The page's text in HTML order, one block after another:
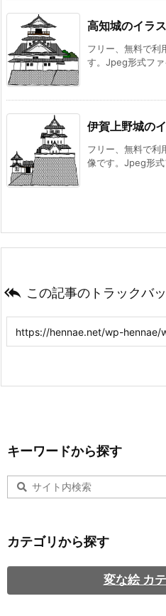
高知城のイラ
フリー、無料で利
す。Jpeg形式フ
伊賀上野城の
フリー、無料で利
像です。Jpeg形
 この記事のトラックバ
キーワードから探す
カテゴリから探す
変な絵 カ